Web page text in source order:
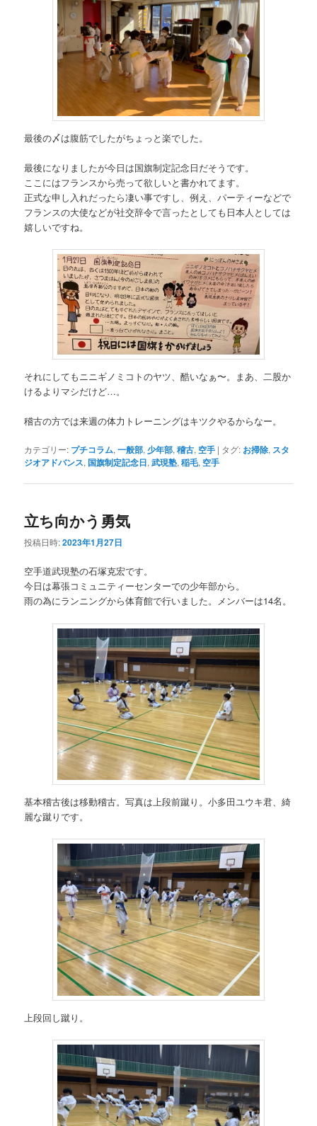
最後の〆は腹筋でしたがちょっと楽でした。
最後になりましたが今日は国旗制定記念日だそうです。
ここにはフランスから売って欲しいと書かれてます。
正式な申し入れだったら凄い事ですし、例え、パーティーなどで
フランスの大使などが社交辞令で言ったとしても日本人としては
嬉しいですね。
それにしてもニニギノミコトのヤツ、酷いなぁ〜。まあ、二股か
けるよりマシだけど…。
稽古の方では来週の体力トレーニングはキツクやるからなー。
カテゴリー: プチコラム,一般部,少年部,稽古, 空手 | タグ: お掃除, スタ
ジオアドバンス, 国旗制定記念日,武現塾,稲毛, 空手
立ち向かう勇気
投稿日時:2023年1月27日
空手道武現塾の石塚克宏です。
今日は幕張コミュニティーセンターでの少年部から。
雨の為にランニングから体育館で行いました。メンバーは14名。
基本稽古後は移動稽古。写真は上段前蹴り。小多田ユウキ君、綺
麗な蹴りです。
上段回し蹴り。